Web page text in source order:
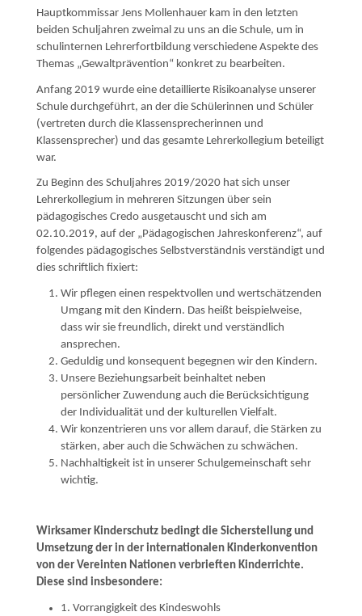
Hauptkommissar Jens Mollenhauer kam in den letzten
beiden Schuljahren zweimal zu uns an die Schule, um in
schulinternen Lehrerfortbildung verschiedene Aspekte des
Themas „Gewaltprävention“ konkret zu bearbeiten.
Anfang 2019 wurde eine detaillierte Risikoanalyse unserer
Schule durchgeführt, an der die Schülerinnen und Schüler
(vertreten durch die Klassensprecherinnen und
Klassensprecher) und das gesamte Lehrerkollegium beteiligt
war.
Zu Beginn des Schuljahres 2019/2020 hat sich unser
Lehrerkollegium in mehreren Sitzungen über sein
pädagogisches Credo ausgetauscht und sich am
02.10.2019, auf der „Pädagogischen Jahreskonferenz“, auf
folgendes pädagogisches Selbstverständnis verständigt und
dies schriftlich fixiert:
Wir pflegen einen respektvollen und wertschätzenden
Umgang mit den Kindern. Das heißt beispielweise,
dass wir sie freundlich, direkt und verständlich
ansprechen.
Geduldig und konsequent begegnen wir den Kindern.
Unsere Beziehungsarbeit beinhaltet neben
persönlicher Zuwendung auch die Berücksichtigung
der Individualität und der kulturellen Vielfalt.
Wir konzentrieren uns vor allem darauf, die Stärken zu
stärken, aber auch die Schwächen zu schwächen.
Nachhaltigkeit ist in unserer Schulgemeinschaft sehr
wichtig.
Wirksamer Kinderschutz bedingt die Sicherstellung und
Umsetzung der in der internationalen Kinderkonvention
von der Vereinten Nationen verbrieften Kinderrichte.
Diese sind insbesondere:
1. Vorrangigkeit des Kindeswohls